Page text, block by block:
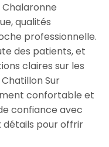
qualités
professionnelle.
des patients, et
claires sur les
Sur
confortable et
confiance avec
détails pour offrir